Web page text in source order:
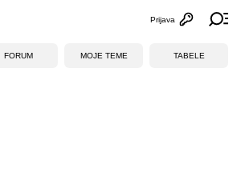
Otvori
Prijava
FORUM MOJE TEME TABELE